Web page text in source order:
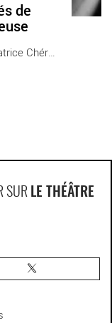
de
Avec de superbes comédiens, Patrice Chéreau [...]
SUR LE THÉÂTRE